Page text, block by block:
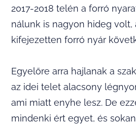
2017-2018 telén a forró
nálunk is nagyon hideg volt,
kifejezetten forró nyár
Egyelőre arra hajlanak a
az idei telet alacsony
ami miatt enyhe lesz. De
mindenki ért egyet, és sokan